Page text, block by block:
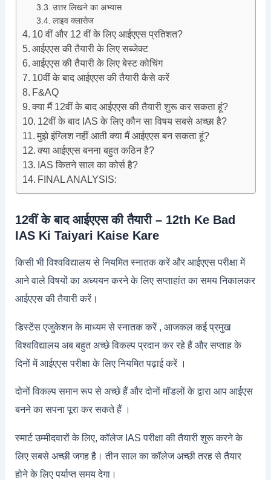
उत्तर लिखने का अभ्यास
लाइव क्लासेज
10 वीं और 12 वीं के लिए आईएएस प्रतिशत?
आईएएस की तैयारी के लिए सब्जेक्ट
आईएएस की तैयारी के लिए बेस्ट कोचिंग
10वीं के बाद आईएएस की तैयारी कैसे करें
F&AQ
क्या मैं 12वीं के बाद आईएएस की तैयारी शुरू कर सकता हूं?
12वीं के बाद IAS के लिए कौन सा विषय सबसे अच्छा है?
मुझे इंग्लिश नहीं आती क्या मैं आईएएस बन सकता हूं?
क्या आईएएस बनना बहुत कठिन है?
IAS कितने साल का कोर्स है?
FINAL ANALYSIS:
12वीं के बाद आईएएस की तैयारी – 12th Ke Bad
IAS Ki Taiyari Kaise Kare
किसी भी विश्वविद्यालय से नियमित स्नातक करें और आईएएस परीक्षा में
आने वाले विषयों का अध्ययन करने के लिए सप्ताहांत का समय निकालकर
आईएएस की तैयारी करें।
डिस्टेंस एजुकेशन के माध्यम से स्नातक करें , आजकल कई प्रमुख
विश्वविद्यालय अब बहुत अच्छे विकल्प प्रदान कर रहे हैं और सप्ताह के
दिनों में आईएएस परीक्षा के लिए नियमित पढ़ाई करें ।
दोनों विकल्प समान रूप से अच्छे हैं और दोनों मॉडलों के द्वारा आप आईएस
बनने का सपना पूरा कर सकते हैं ।
स्मार्ट उम्मीदवारों के लिए, कॉलेज IAS परीक्षा की तैयारी शुरू करने के
लिए सबसे अच्छी जगह है। तीन साल का कॉलेज अच्छी तरह से तैयार
होने के लिए पर्याप्त समय देगा।